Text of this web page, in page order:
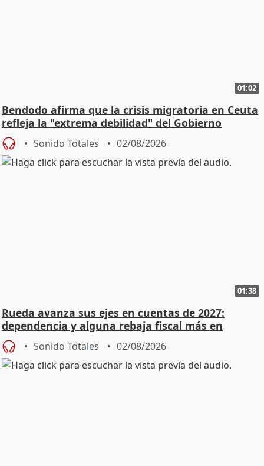
01:02
Bendodo afirma que la crisis migratoria en Ceuta
refleja la "extrema debilidad" del Gobierno
Sonido Totales 02/08/2026
01:38
Rueda avanza sus ejes en cuentas de 2027:
dependencia y alguna rebaja fiscal más en
vivienda
Sonido Totales 02/08/2026